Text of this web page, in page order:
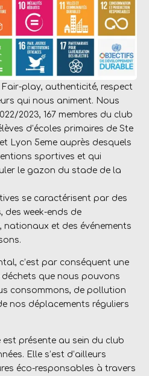
play, authenticité, respect
qui nous animent. Nous
2023, 167 membres du club
d’écoles primaires de Ste
Lyon 5eme auprès desquels
sportives et qui
le gazon du stade de la
se caractérisent par des
des week-ends de
et des événements
c’est par conséquent une
que nous pouvons
consommons, de pollution
nos déplacements réguliers
est présente au sein du club
Elle s’est d’ailleurs
éco-responsables à travers